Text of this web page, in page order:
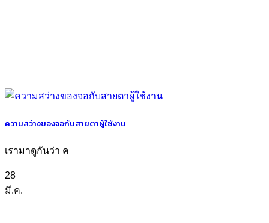
ความสว่างของจอกับสายตาผู้ใช้งาน
เรามาดูกันว่า ค
28
มี.ค.